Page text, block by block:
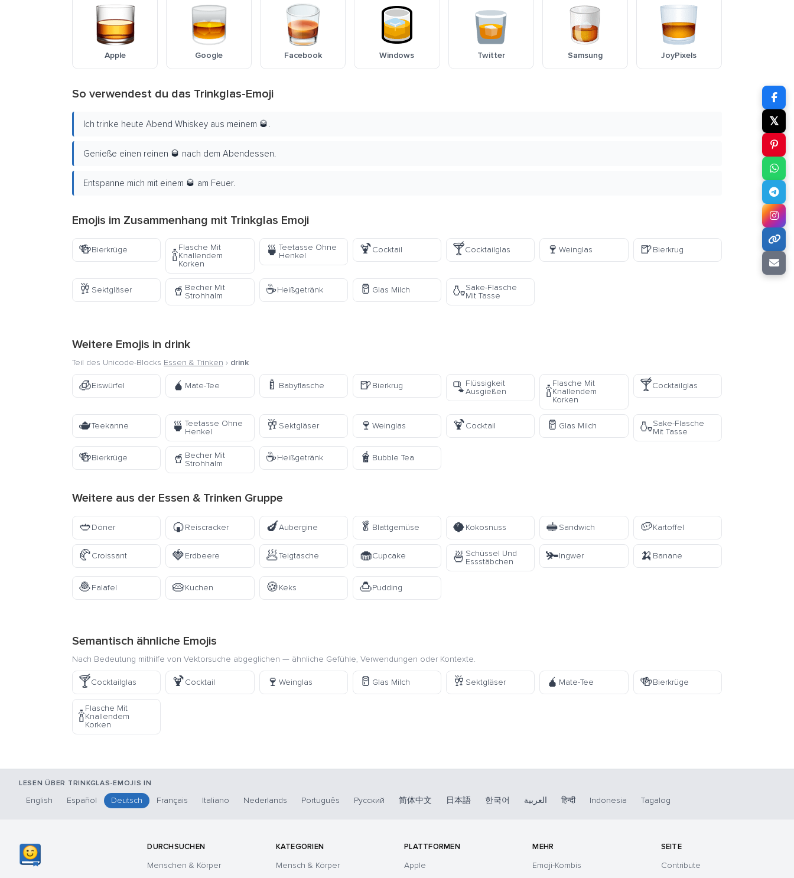
Apple Google Facebook Windows Twitter Samsung JoyPixels
So verwendest du das Trinkglas-Emoji
Ich trinke heute Abend Whiskey aus meinem 🥃.
Genieße einen reinen 🥃 nach dem Abendessen.
Entspanne mich mit einem 🥃 am Feuer.
Emojis im Zusammenhang mit Trinkglas Emoji
🍻Bierkrüge 🍾
Flasche Mit
Knallendem
Korken
🍵 Teetasse Ohne
Henkel
🍹Cocktail 🍸Cocktailglas 🍷Weinglas 🍺Bierkrug
🥂 Sektgläser 🥤 Becher Mit
Strohhalm
☕Heißgetränk 🥛 Glas Milch 🍶Sake-Flasche
Mit Tasse
Weitere Emojis in drink
Teil des Unicode-Blocks Essen & Trinken › drink
🧊Eiswürfel 🧉 Mate-Tee 🍼 Babyflasche 🍺Bierkrug 🫗Flüssigkeit
Ausgießen
🍾
Flasche Mit
Knallendem
Korken
🍸Cocktailglas
🫖Teekanne 🍵 Teetasse Ohne
Henkel
🥂 Sektgläser 🍷 Weinglas 🍹Cocktail 🥛 Glas Milch 🍶Sake-Flasche
Mit Tasse
🍻Bierkrüge 🥤 Becher Mit
Strohhalm
☕Heißgetränk 🧋 Bubble Tea
Weitere aus der Essen & Trinken Gruppe
🥙Döner 🍘Reiscracker 🍆Aubergine 🥬 Blattgemüse 🥥Kokosnuss 🥪Sandwich 🥔Kartoffel
🥐Croissant 🍓Erdbeere 🥟Teigtasche 🧁Cupcake 🍜 Schüssel Und
Essstäbchen
🫚Ingwer 🍌 Banane
🧆Falafel 🥧Kuchen 🍪Keks 🍮Pudding
Semantisch ähnliche Emojis
Nach Bedeutung mithilfe von Vektorsuche abgeglichen — ähnliche Gefühle, Verwendungen oder Kontexte.
🍸Cocktailglas 🍹Cocktail 🍷 Weinglas 🥛 Glas Milch 🥂 Sektgläser 🧉 Mate-Tee 🍻Bierkrüge
🍾
Flasche Mit
Knallendem
Korken
𝕏
LESEN ÜBER TRINKGLAS-EMOJIS IN
English Español Deutsch Français Italiano Nederlands Português Русский 简体中文 日本語 한국어 العربية हिन्दी Indonesia Tagalog
DURCHSUCHEN
Menschen & Körper
KATEGORIEN
Mensch & Körper
PLATTFORMEN
Apple
MEHR
Emoji-Kombis
SEITE
Contribute